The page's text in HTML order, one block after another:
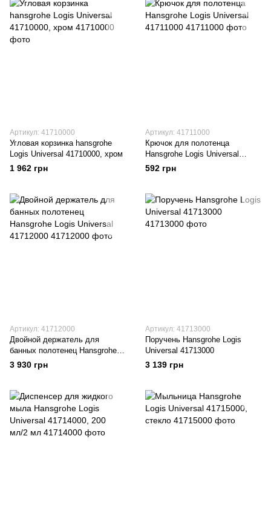
Артикул: 41710000
Угловая корзинка hansgrohe
Logis Universal 41710000, хром
1 962 грн
Артикул: 41711000
Крючок для полотенца
Hansgrohe Logis Universal
41711000
592 грн
Артикул: 41712000
Двойной держатель для
банных полотенец Hansgrohe
Logis Universal 41712000
3 930 грн
Артикул: 41713000
Поручень Hansgrohe Logis
Universal 41713000
3 139 грн